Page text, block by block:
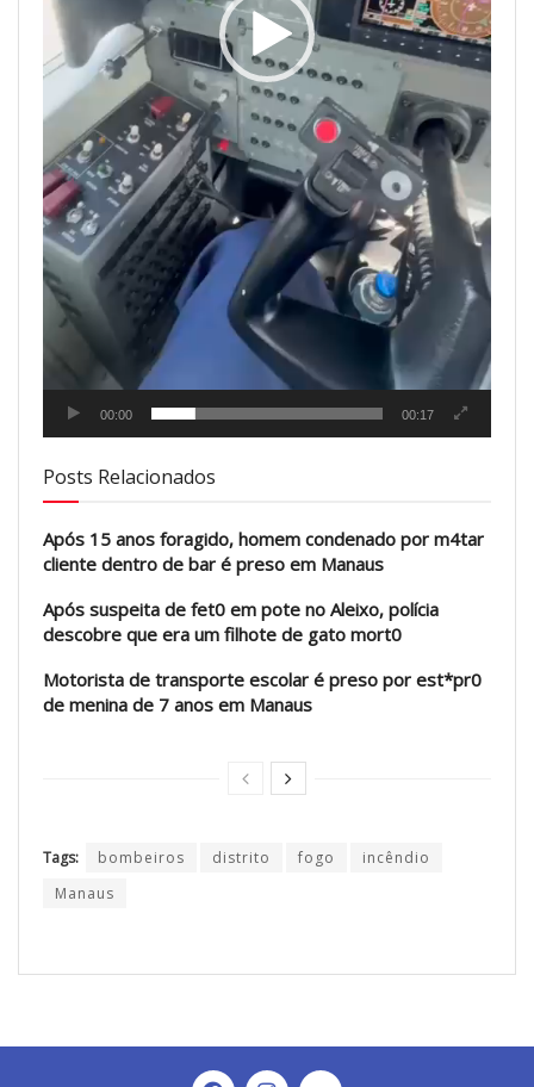
00:00 00:17
Posts Relacionados
Após 15 anos foragido, homem condenado por m4tar
cliente dentro de bar é preso em Manaus
Após suspeita de fet0 em pote no Aleixo, polícia
descobre que era um filhote de gato mort0
Motorista de transporte escolar é preso por est*pr0
de menina de 7 anos em Manaus
Tags: bombeiros distrito fogo
incêndio
Manaus